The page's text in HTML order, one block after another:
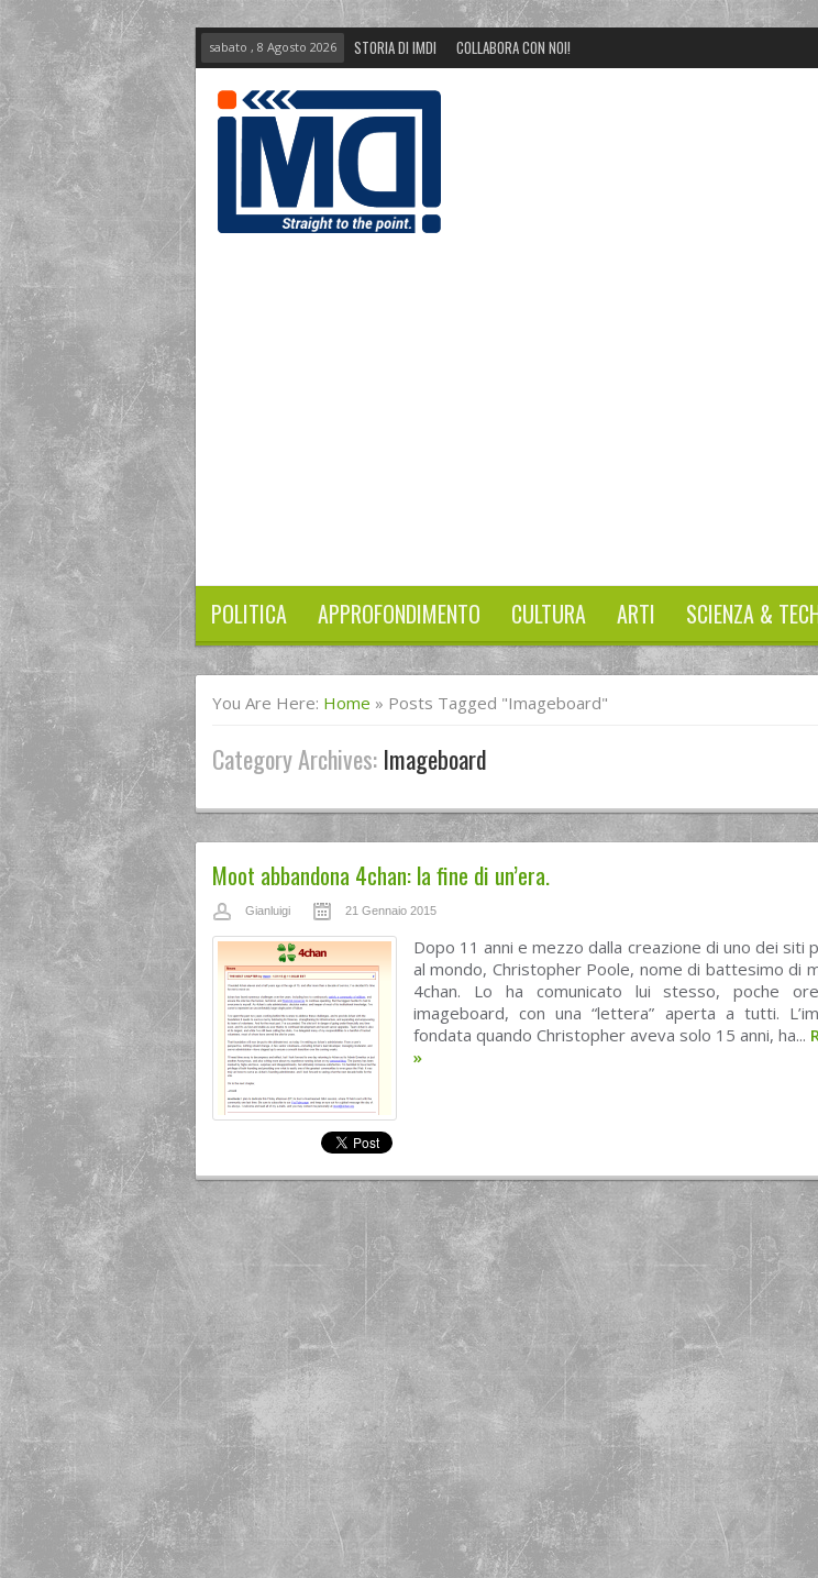
sabato , 8 Agosto 2026 STORIA DI IMDI COLLABORA CON NOI!
POLITICA APPROFONDIMENTO CULTURA ARTI SCIENZA &
You Are Here: Home » Posts Tagged "imageboard"
Category Archives: Imageboard
Moot abbandona 4chan: la fine di un’era.
Gianluigi 21 Gennaio 2015
Dopo 11 anni e mezzo dalla creazione di uno dei siti
al mondo, Christopher Poole, nome di battesimo di
4chan. Lo ha comunicato lui stesso, poche
imageboard, con una “lettera” aperta a tutti.
fondata quando Christopher aveva solo 15 anni, ha...
»